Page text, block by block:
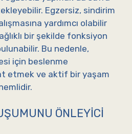
Egzersiz, sindirim
yardımcı olabilir
bir şekilde fonksiyon
Bu nedenle,
için beslenme
etmek ve aktif bir yaşam
ÖNLEYICI